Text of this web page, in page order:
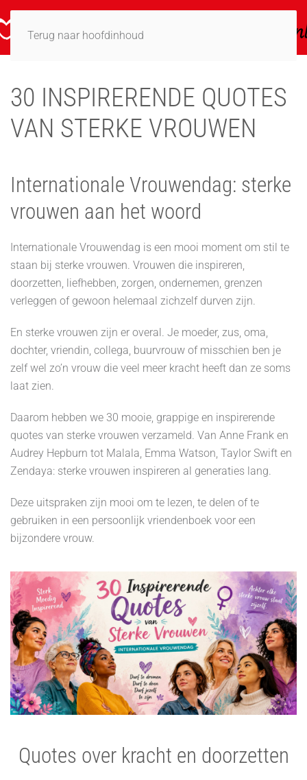
Terug naar hoofdinhoud
30 INSPIRERENDE QUOTES
VAN STERKE VROUWEN
Internationale Vrouwendag: sterke
vrouwen aan het woord
Internationale Vrouwendag is een mooi moment om stil te
staan bij sterke vrouwen. Vrouwen die inspireren,
doorzetten, liefhebben, zorgen, ondernemen, grenzen
verleggen of gewoon helemaal zichzelf durven zijn.
En sterke vrouwen zijn er overal. Je moeder, zus, oma,
dochter, vriendin, collega, buurvrouw of misschien ben je
zelf wel zo’n vrouw die veel meer kracht heeft dan ze soms
laat zien.
Daarom hebben we 30 mooie, grappige en inspirerende
quotes van sterke vrouwen verzameld. Van Anne Frank en
Audrey Hepburn tot Malala, Emma Watson, Taylor Swift en
Zendaya: sterke vrouwen inspireren al generaties lang.
Deze uitspraken zijn mooi om te lezen, te delen of te
gebruiken in een persoonlijk vriendenboek voor een
bijzondere vrouw.
Quotes over kracht en doorzetten